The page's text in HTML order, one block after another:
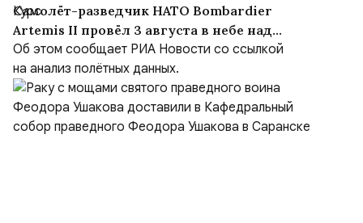
Самолёт-разведчик НАТО Bombardier
Artemis II провёл 3 августа в небе над
Чёрным морем около девяти часов
Об этом сообщает РИА Новости со ссылкой
на анализ полётных данных.